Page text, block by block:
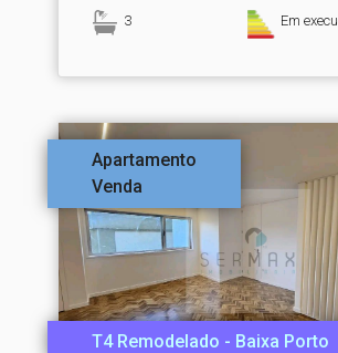
3 Em
Apartamento
Venda
T4 Remodelado - Baixa Porto